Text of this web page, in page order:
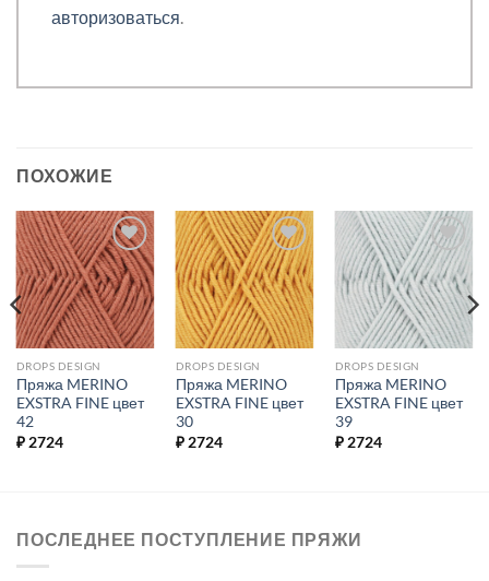
авторизоваться
ПОХОЖИЕ
Добавить в
избранное.
DROPS DESIGN
Пряжа MERINO
EXSTRA FINE цвет
42
₽2724
Добавить в
избранное.
DROPS DESIGN
Пряжа MERINO
EXSTRA FINE цвет
30
₽2724
Добавить в
избранное.
DROPS DESIGN
Пряжа MERINO
EXSTRA FINE цвет
39
₽2724
ПОСЛЕДНЕЕ ПОСТУПЛЕНИЕ ПРЯЖИ